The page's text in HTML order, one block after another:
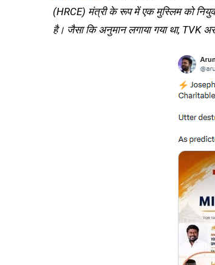
(HRCE) मंत्री के रूप में एक मुस्लिम को
है। जैसा कि अनुमान लगाया गया था, TVK